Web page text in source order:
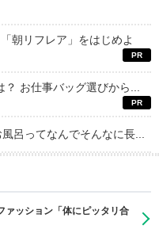
朝リフレア」をはじめよ
？ お仕事バッグ選びから...
呂ってなんでそんなに長...
ァッション「体にピッタリ合